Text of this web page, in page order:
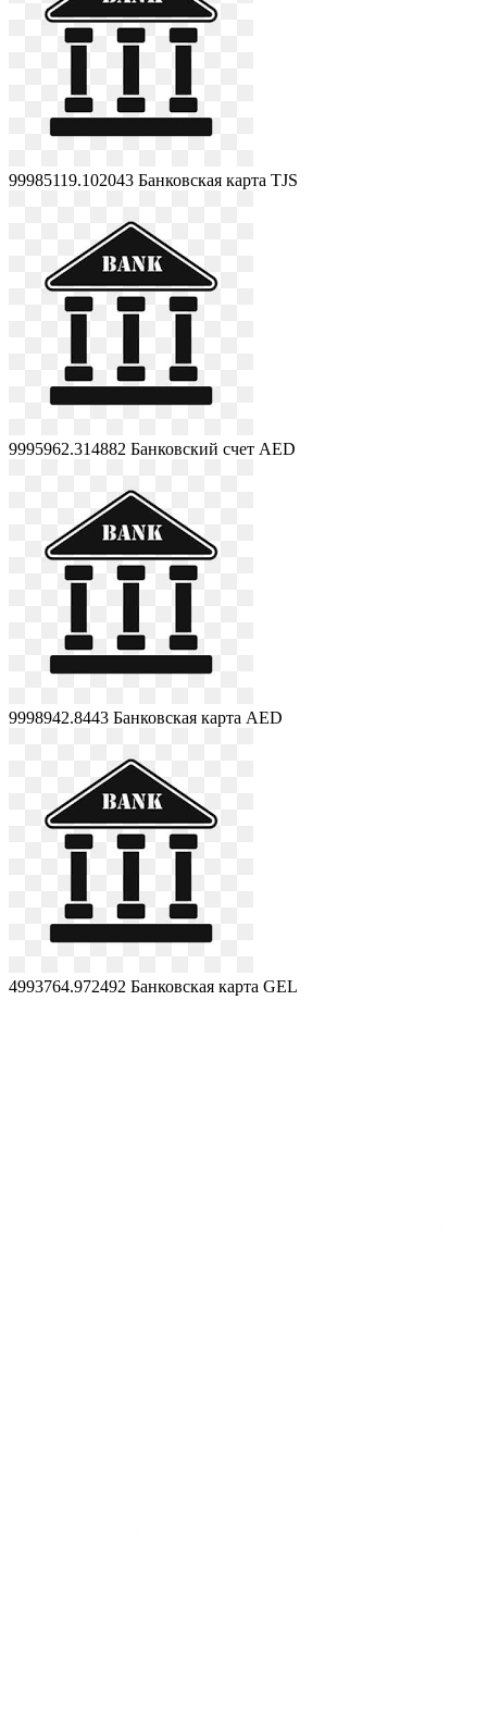
99985119.102043 Банковская карта TJS
9995962.314882 Банковский счет AED
9998942.8443 Банковская карта AED
4993764.972492 Банковская карта GEL